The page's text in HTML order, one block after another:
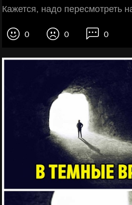
Кажется, надо пересмотреть
0 0 0